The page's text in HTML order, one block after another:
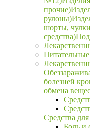
прочие)
рулоны)
шорты,
средства)
Питательные
болезней
обмена
Средства